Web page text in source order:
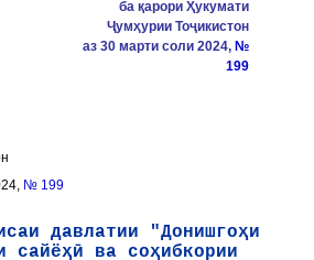
ба қарори Ҳукумати
Ҷумҳурии Тоҷикистон
аз 30 марти соли 2024, №
199
№ 199
давлатии "Донишгоҳи
сайёҳӣ ва соҳибкории